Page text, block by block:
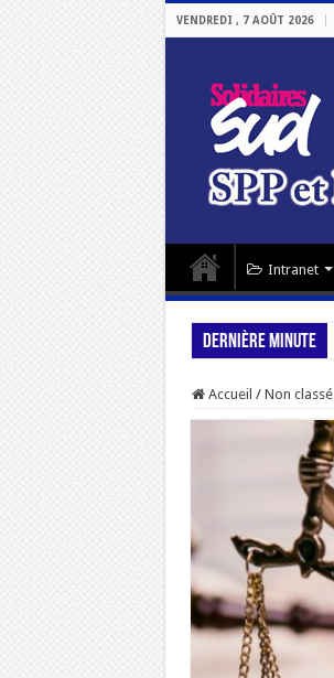
VENDREDI , 7 AOÛT 2026
Intranet
Dernière minute
Accueil / Non classé